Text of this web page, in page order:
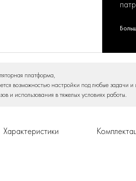
платформа,
возможностью настройки под любые задачи и
и использования в тяжелых условиях работы.
Характеристики